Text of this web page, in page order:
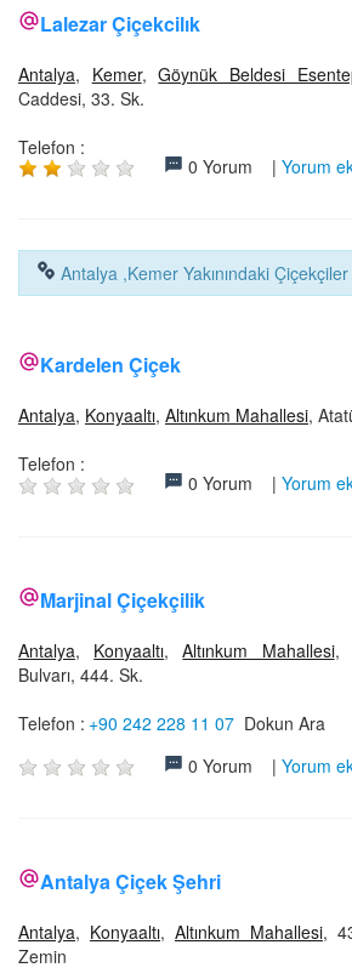
Lalezar Çiçekcilık
Antalya, Kemer,Göynük Beldesi
Caddesi, 33. Sk.
Telefon :
0 Yorum | Yorum
Antalya ,Kemer Yakınındaki Çiçekçiler
Kardelen Çiçek
Antalya, Konyaaltı, Altınkum Mahallesi,
Telefon :
0 Yorum | Yorum
Marjinal Çiçekçilik
Antalya, Konyaaltı,Altınkum Mahallesi,
Bulvarı, 444. Sk.
Telefon : +90 242 228 11 07 Dokun Ara
0 Yorum | Yorum
Antalya Çiçek Şehri
Antalya, Konyaaltı, Altınkum Mahallesi,
Zemin